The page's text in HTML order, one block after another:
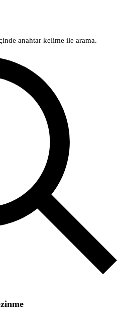
anahtar kelime ile arama.